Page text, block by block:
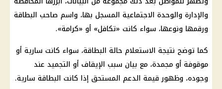
والإدارة والوحدة الاجتماعية المسجل بها، واسم صاحب البطاقة
ورقمها ونوعها، سواء كانت «تكافل» أو «كرامة».
كما توضح نتيجة الاستعلام حالة البطاقة، سواء كانت سارية أو
موقوفة أو مجمدة، مع بيان سبب الإيقاف أو التجميد عند
وجوده، وظهور قيمة الدعم المستحق إذا كانت البطاقة سارية.